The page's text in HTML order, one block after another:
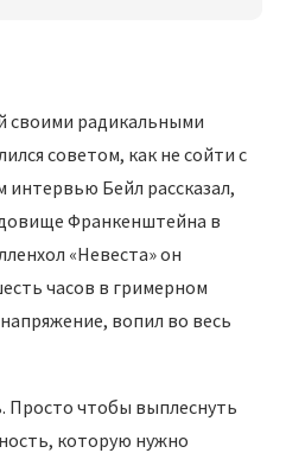
своими радикальными
советом, как не сойти с
интервью Бейл рассказал,
Франкенштейна в
«Невеста» он
часов в гримерном
вопил во весь
Просто чтобы выплеснуть
которую нужно